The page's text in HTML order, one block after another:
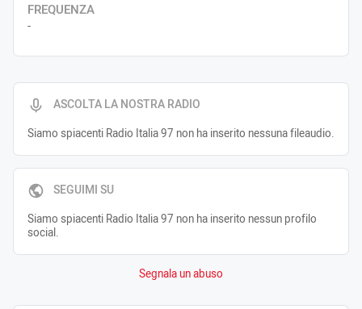
ASCOLTA LA NOSTRA RADIO
Siamo spiacenti Radio Italia 97 non ha inserito nessuna fileaudio.
SEGUIMI SU
Siamo spiacenti Radio Italia 97 non ha inserito nessun profilo
social.
Segnala un abuso
FREQUENZA
-